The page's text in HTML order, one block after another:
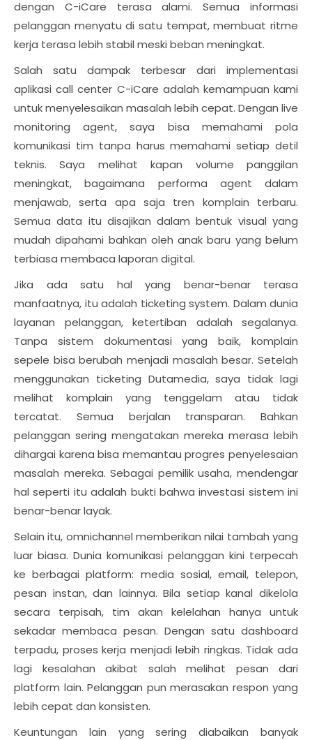
dengan C-iCare terasa alami. Semua informasi
pelanggan menyatu di satu tempat, membuat ritme
kerja terasa lebih stabil meski beban meningkat.
Salah satu dampak terbesar dari implementasi
aplikasi call center C-iCare adalah kemampuan kami
untuk menyelesaikan masalah lebih cepat. Dengan live
monitoring agent, saya bisa memahami pola
komunikasi tim tanpa harus memahami setiap detil
teknis. Saya melihat kapan volume panggilan
meningkat, bagaimana performa agent dalam
menjawab, serta apa saja tren komplain terbaru.
Semua data itu disajikan dalam bentuk visual yang
mudah dipahami bahkan oleh anak baru yang belum
terbiasa membaca laporan digital.
Jika ada satu hal yang benar-benar terasa
manfaatnya, itu adalah ticketing system. Dalam dunia
layanan pelanggan, ketertiban adalah segalanya.
Tanpa sistem dokumentasi yang baik, komplain
sepele bisa berubah menjadi masalah besar. Setelah
menggunakan ticketing Dutamedia, saya tidak lagi
melihat komplain yang tenggelam atau tidak
tercatat. Semua berjalan transparan. Bahkan
pelanggan sering mengatakan mereka merasa lebih
dihargai karena bisa memantau progres penyelesaian
masalah mereka. Sebagai pemilik usaha, mendengar
hal seperti itu adalah bukti bahwa investasi sistem ini
benar-benar layak.
Selain itu, omnichannel memberikan nilai tambah yang
luar biasa. Dunia komunikasi pelanggan kini terpecah
ke berbagai platform: media sosial, email, telepon,
pesan instan, dan lainnya. Bila setiap kanal dikelola
secara terpisah, tim akan kelelahan hanya untuk
sekadar membaca pesan. Dengan satu dashboard
terpadu, proses kerja menjadi lebih ringkas. Tidak ada
lagi kesalahan akibat salah melihat pesan dari
platform lain. Pelanggan pun merasakan respon yang
lebih cepat dan konsisten.
Keuntungan lain yang sering diabaikan banyak